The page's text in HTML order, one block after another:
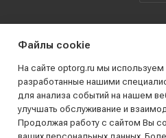
2019 - 2026 © АО КПК
Все права
Файлы cookie
На сайте optorg.ru мы
разработанные нашими
для анализа событий на нашем
улучшать обслуживание и
Продолжая работу с сайтом Вы